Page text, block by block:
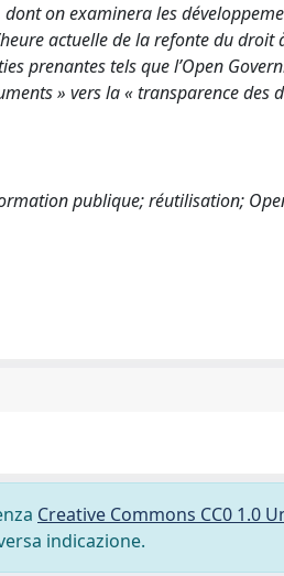
on examinera les
actuelle de la refonte du droit
prenantes tels que l’Open
» vers la « transparence des
publique; réutilisation;
Creative Commons CC0 1.0
indicazione.